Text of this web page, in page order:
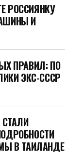
РОССИЯНКУ
И
ПРАВИЛ: ПО
ЭКС-СССР
В ТАИЛАНДЕ